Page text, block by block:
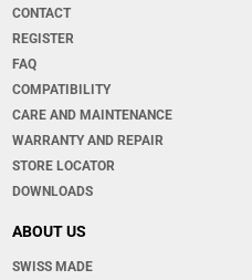
CONTACT
REGISTER
FAQ
COMPATIBILITY
CARE AND MAINTENANCE
WARRANTY AND REPAIR
STORE LOCATOR
DOWNLOADS
ABOUT US
SWISS MADE